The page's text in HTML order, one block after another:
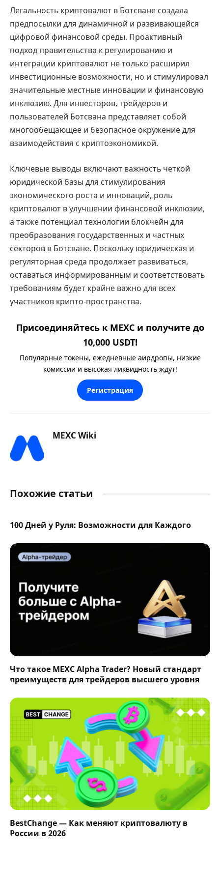
Легальность криптовалют в Ботсване создала
предпосылки для динамичной и развивающейся
цифровой финансовой среды. Проактивный
подход правительства к регулированию и
интеграции криптовалют не только расширил
инвестиционные возможности, но и стимулировал
значительные местные инновации и финансовую
инклюзию. Для инвесторов, трейдеров и
пользователей Ботсвана представляет собой
многообещающее и безопасное окружение для
взаимодействия с криптоэкономикой.
Ключевые выводы включают важность четкой
юридической базы для стимулирования
экономического роста и инноваций, роль
криптовалют в улучшении финансовой инклюзии,
а также потенциал технологии блокчейн для
преобразования государственных и частных
секторов в Ботсване. Поскольку юридическая и
регуляторная среда продолжает развиваться,
оставаться информированным и соответствовать
требованиям будет крайне важно для всех
участников крипто-пространства.
Присоединяйтесь к MEXC и получите до
10,000 USDT!
Популярные токены, ежедневные аирдропы, низкие
комиссии и высокая ликвидность ждут!
Регистрация
MEXC Wiki
Похожие статьи
100 Дней у Руля: Возможности для Каждого
Что такое MEXC Alpha Trader? Новый стандарт
преимуществ для трейдеров высшего уровня
BestChange — Как меняют криптовалюту в
России в 2026